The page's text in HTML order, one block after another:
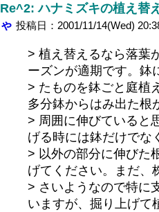
Re^2: ハナミズキの植え替
ゃ 投稿日：2001/11/14(Wed)
> 植え替えるなら落葉
ーズンが適期です。鉢
> たものを鉢ごと庭植
多分鉢からはみ出た根
> 周囲に伸びていると
げる時には鉢だけでな
> 以外の部分に伸びた
げてください。まだ、
> さいようなので特に
いますが、掘り上げて